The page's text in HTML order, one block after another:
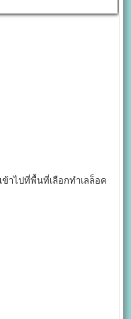
ข้าไปที่พื้นที่เลือกทำเลล็อค